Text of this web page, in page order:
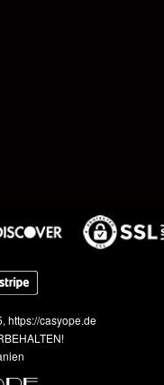
https://casyope.de